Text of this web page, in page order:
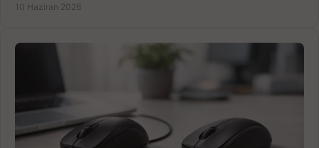
10 Haziran 2026